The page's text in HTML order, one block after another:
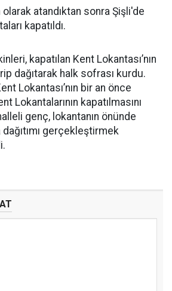
atandıktan sonra Şişli'de
kapatıldı.
kapatılan Kent Lokantası’nın
dağıtarak halk sofrası kurdu.
Lokantası’nın bir an önce
Lokantalarının kapatılmasını
genç, lokantanın önünde
gerçekleştirmek